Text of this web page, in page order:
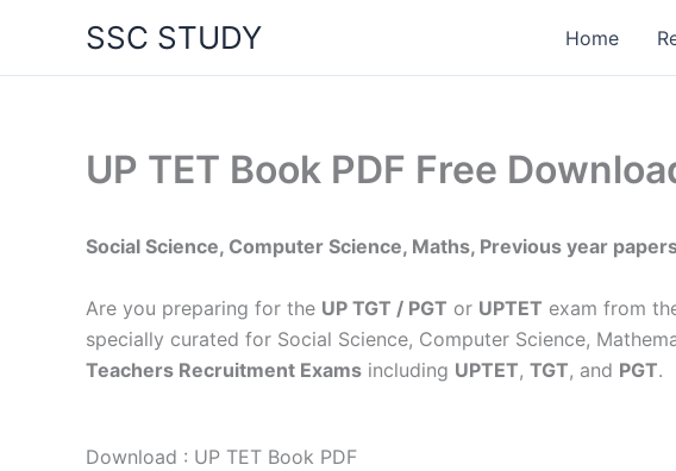
content
SSC STUDY Home
UP TET Book PDF Free
Social Science, Computer Science, Maths, Previous year
Are you preparing for the UP TGT / PGT or UPTET exam from
specially curated for Social Science, Computer Science,
Teachers Recruitment Exams including UPTET, TGT, and PGT.
Download : UP TET Book PDF